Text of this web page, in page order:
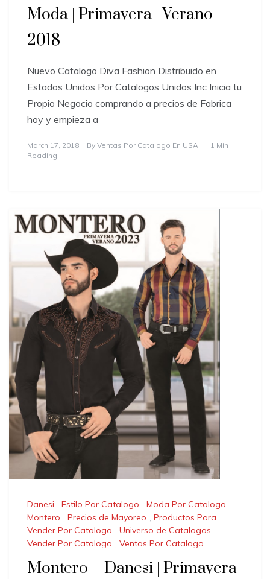
Moda | Primavera | Verano –
2018
Nuevo Catalogo Diva Fashion Distribuido en
Estados Unidos Por Catalogos Unidos Inc Inicia tu
Propio Negocio comprando a precios de Fabrica
hoy y empieza a
March 17, 2018 By Ventas Por Catalogo En USA
1 Min
Reading
Danesi , Estilo Por Catalogo , Moda Por Catalogo ,
Montero , Precios de Mayoreo , Productos Para
Vender Por Catalogo , Universo de Catalogos ,
Vender Por Catalogo , Ventas Por Catalogo
Montero – Danesi | Primavera